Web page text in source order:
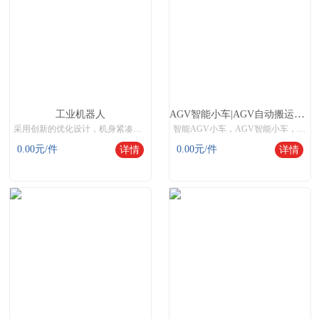
工业机器人
采用创新的优化设计，机身紧凑轻巧，加速度达到同类高，结合其超快的运行速度，所获周期时间与行业标准相比最短可缩减25%。操作中，机器人在避绕障碍物和跟踪路径时，可始终保持高加速度，从而提高产能与效率。中国数控机床网,机器人网,shuokongjichuang
0.00元/件 详情
AGV智能小车|AGV自动搬运机器人|自动导引运输车(AGV小车)+智能货架
智能AGV小车，AGV智能小车，智能小车AGV，智能AGV小车价格，AGV搬运，智能数控机床,机器人网,数控木工机床厂家,shuokongjichuang
0.00元/件 详情